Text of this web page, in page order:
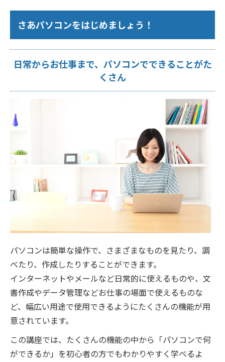
さあパソコンをはじめましょう！
日常からお仕事まで、パソコンでできることがた
くさん
パソコンは簡単な操作で、さまざまなものを見たり、調
べたり、作成したりすることができます。
インターネットやメールなど日常的に使えるものや、文
書作成やデータ管理などお仕事の場面で使えるものな
ど、幅広い用途で使用できるようにたくさんの機能が用
意されています。
この講座では、たくさんの機能の中から「パソコンで何
ができるか」を初心者の方でもわかりやすく学べるよ